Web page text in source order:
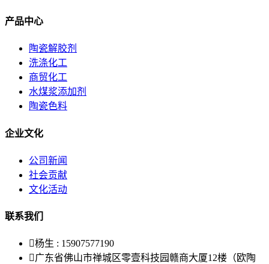
产品中心
陶瓷解胶剂
洗涤化工
商贸化工
水煤浆添加剂
陶瓷色料
企业文化
公司新闻
社会贡献
文化活动
联系我们
杨生 : 15907577190
广东省佛山市禅城区零壹科技园赣商大厦12楼（欧陶